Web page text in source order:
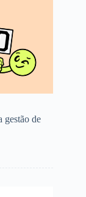
gestão de